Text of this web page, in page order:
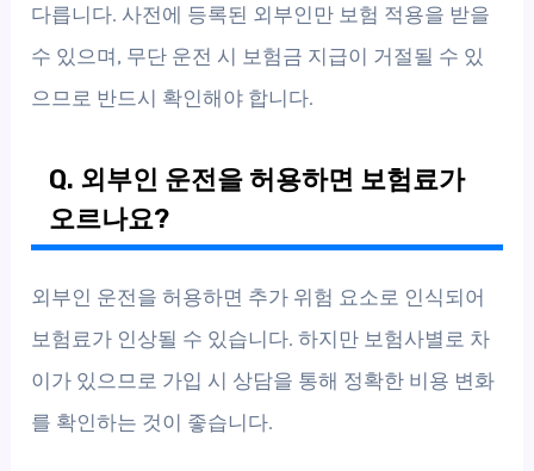
다릅니다. 사전에 등록된 외부인만 보험 적용을 받을
수 있으며, 무단 운전 시 보험금 지급이 거절될 수 있
으므로 반드시 확인해야 합니다.
Q. 외부인 운전을 허용하면 보험료가
오르나요?
외부인 운전을 허용하면 추가 위험 요소로 인식되어
보험료가 인상될 수 있습니다. 하지만 보험사별로 차
이가 있으므로 가입 시 상담을 통해 정확한 비용 변화
를 확인하는 것이 좋습니다.